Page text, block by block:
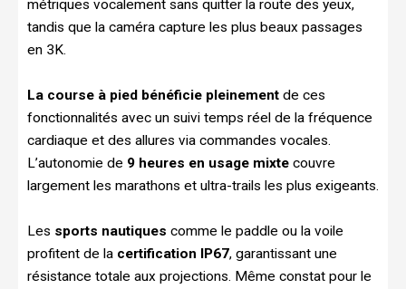
métriques vocalement sans quitter la route des yeux,
tandis que la caméra capture les plus beaux passages
en 3K.
La course à pied bénéficie pleinement de ces
fonctionnalités avec un suivi temps réel de la fréquence
cardiaque et des allures via commandes vocales.
L’autonomie de 9 heures en usage mixte couvre
largement les marathons et ultra-trails les plus exigeants.
Les sports nautiques comme le paddle ou la voile
profitent de la certification IP67, garantissant une
résistance totale aux projections. Même constat pour le